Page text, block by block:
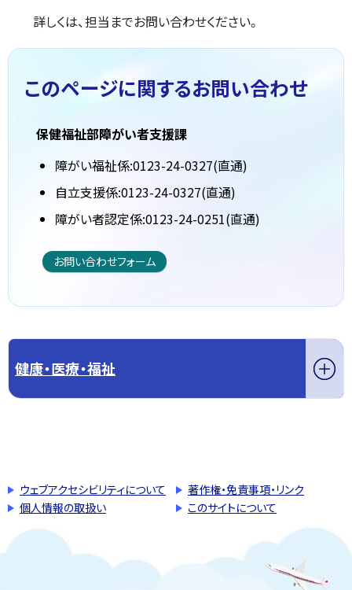
詳しくは、担当までお問い合わせください。
このページに関するお問い合わせ
保健福祉部障がい者支援課
障がい福祉係:0123-24-0327(直通)
自立支援係:0123-24-0327(直通)
障がい者認定係:0123-24-0251(直通)
お問い合わせフォーム
健康・医療・福祉
ウェブアクセシビリティについて
著作権・免責事項・リンク
個人情報の取扱い
このサイトについて